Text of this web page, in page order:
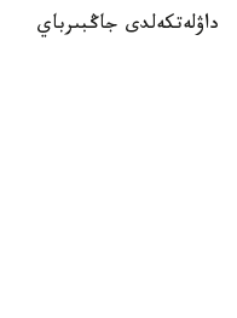
داۋلەتكەلدى جاڭبىرباي